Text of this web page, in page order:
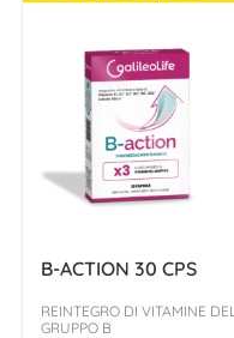
B-ACTION 30 CPS
REINTEGRO DI VITAMINE DEL
GRUPPO B